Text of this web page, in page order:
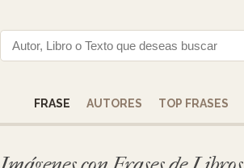
FRASE
AUTORES TOP FRASES